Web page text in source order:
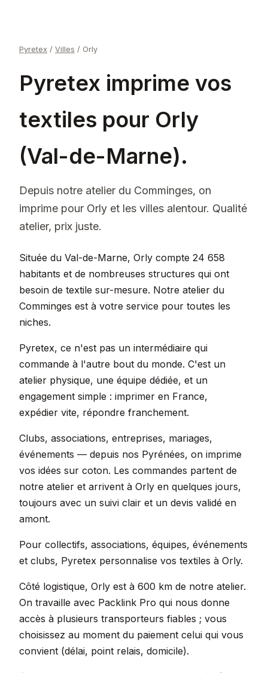
Pyretex / Villes / Orly
Pyretex imprime vos
textiles pour Orly
(Val-de-Marne).
Depuis notre atelier du Comminges, on
imprime pour Orly et les villes alentour. Qualité
atelier, prix juste.
Située du Val-de-Marne, Orly compte 24 658
habitants et de nombreuses structures qui ont
besoin de textile sur-mesure. Notre atelier du
Comminges est à votre service pour toutes les
niches.
Pyretex, ce n'est pas un intermédiaire qui
commande à l'autre bout du monde. C'est un
atelier physique, une équipe dédiée, et un
engagement simple : imprimer en France,
expédier vite, répondre franchement.
Clubs, associations, entreprises, mariages,
événements — depuis nos Pyrénées, on imprime
vos idées sur coton. Les commandes partent de
notre atelier et arrivent à Orly en quelques jours,
toujours avec un suivi clair et un devis validé en
amont.
Pour collectifs, associations, équipes, événements
et clubs, Pyretex personnalise vos textiles à Orly.
Côté logistique, Orly est à 600 km de notre atelier.
On travaille avec Packlink Pro qui nous donne
accès à plusieurs transporteurs fiables ; vous
choisissez au moment du paiement celui qui vous
convient (délai, point relais, domicile).